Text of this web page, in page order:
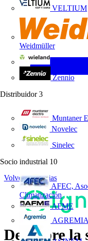
VELTIUM
Weidmüller
Zennio
Distribuidor 3
Muntaner
Novelec
Sinelec
Socio industrial 10
AFEC,
Climatización
AFME
AGREMIA
Volver a Noticias
Descubre la